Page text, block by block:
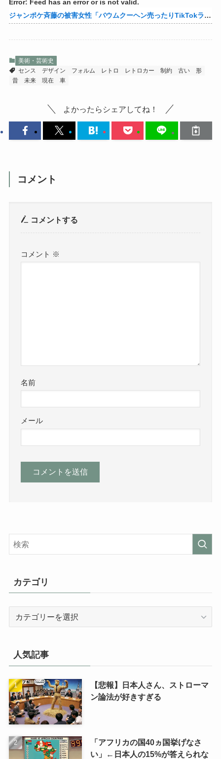
Error: Feed has an error or is not valid.
ジャンポケ斉藤の被害女性「バウムクーヘン売ったりTikTokライブしててムカついたから示談しなかった」
美術・芸術史
センス
デザイン フォルム レトロ レトロカー 制約 古い
形
昔
未来 現在 車
よかったらシェアしてね！
コメント
コメントする
コメント ※
名前
メール
カテゴリ
人気記事
【悲報】日本人さん、ストローマ
ン論法が好きすぎる
「アフリカの国40ヵ国挙げなさ
い」←日本人の15%が答えられな